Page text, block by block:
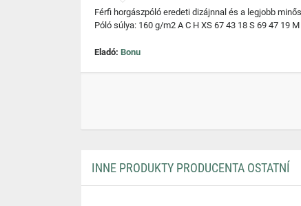
Férfi horgászpóló eredeti dizájnnal és a legjobb
Póló súlya: 160 g/m2 A C H XS 67 43 18 S 69 47 19
Eladó: Bonu
INNE PRODUKTY PRODUCENTA OSTATNÍ